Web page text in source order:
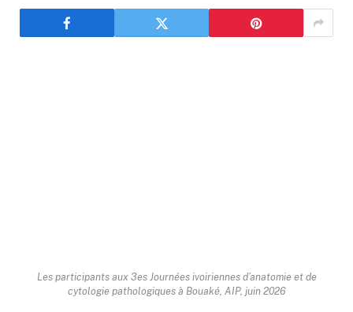
Les participants aux 3es Journées ivoiriennes d’anatomie et de
cytologie pathologiques à Bouaké, AIP, juin 2026